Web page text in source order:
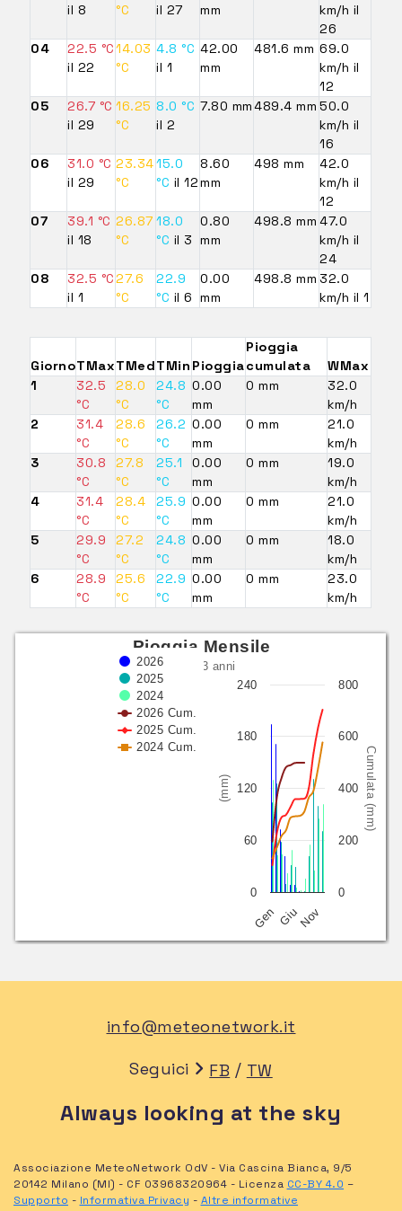
il 8
°C
il 27
mm
km/h il
26
04
22.5 °C
il 22
14.03
°C
4.8 °C
il 1
42.00
mm
481.6 mm 69.0
km/h il
12
05
26.7 °C
il 29
16.25
°C
8.0 °C
il 2
7.80 mm489.4 mm 50.0
km/h il
16
06
31.0 °C
il 29
23.34
°C
15.0
°C il 12
8.60
mm
498 mm
42.0
km/h il
12
07
39.1 °C
il 18
26.87
°C
18.0
°C il 3
0.80
mm
498.8 mm 47.0
km/h il
24
08
32.5 °C
il 1
27.6
°C
22.9
°C il 6
0.00
mm
498.8 mm 32.0
km/h il 1
GiornoTMaxTMedTMin Pioggia
Pioggia
cumulata
WMax
1
32.5
°C
28.0
°C
24.8
°C
0.00
mm
0 mm
32.0
km/h
2
31.4
°C
28.6
°C
26.2
°C
0.00
mm
0 mm
21.0
km/h
3
30.8
°C
27.8
°C
25.1
°C
0.00
mm
0 mm
19.0
km/h
4
31.4
°C
28.4
°C
25.9
°C
0.00
mm
0 mm
21.0
km/h
5
29.9
°C
27.2
°C
24.8
°C
0.00
mm
0 mm
18.0
km/h
6
28.9
°C
25.6
°C
22.9
°C
0.00
mm
0 mm
23.0
km/h
(mm) Cumulata (mm)
Pioggia Mensile
ultimi 3 anni
2026
2025
2024
2026 Cum.
2025 Cum.
2024 Cum.
Gen Nov
Giu
0
60
120
180
240
0
200
400
600
800
info@meteonetwork.it
Seguici FB / TW
Always looking at the sky
Associazione MeteoNetwork OdV - Via Cascina Bianca, 9/5
20142 Milano (MI) - CF 03968320964 - Licenza CC-BY 4.0 –
Supporto - Informativa Privacy - Altre informative